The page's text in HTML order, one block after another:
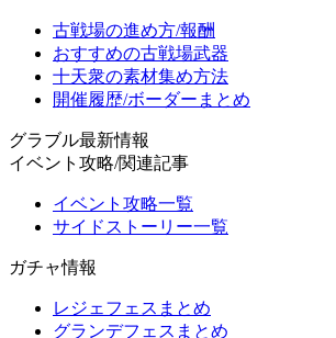
古戦場の進め方/報酬
おすすめの古戦場武器
十天衆の素材集め方法
開催履歴/ボーダーまとめ
グラブル最新情報
イベント攻略/関連記事
イベント攻略一覧
サイドストーリー一覧
ガチャ情報
レジェフェスまとめ
グランデフェスまとめ